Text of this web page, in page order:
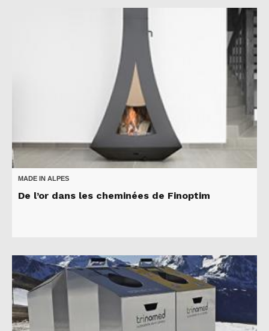
MADE IN ALPES
De l’or dans les cheminées de Finoptim